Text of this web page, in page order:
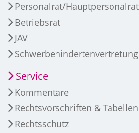
Personalrat/Hauptpersonalrat
Betriebsrat
JAV
Schwerbehindertenvertretung
Service
Kommentare
Rechtsvorschriften & Tabellen
Rechtsschutz